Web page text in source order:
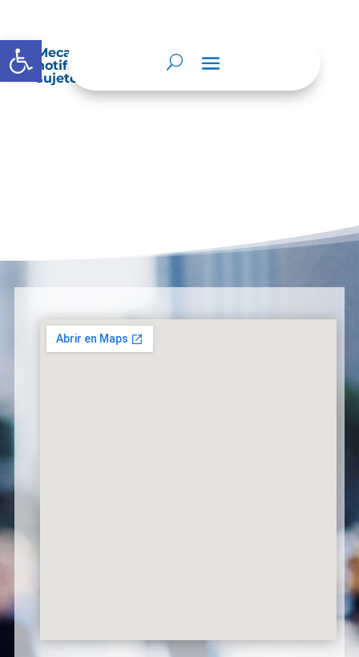
Abrir barra de herramientas
Mecanismos internos de supervisión,
notificación y vigilancia pertinente del
sujeto obligado